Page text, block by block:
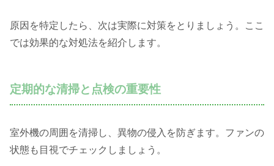
原因を特定したら、次は実際に対策をとりましょう。ここ
では効果的な対処法を紹介します。
定期的な清掃と点検の重要性
室外機の周囲を清掃し、異物の侵入を防ぎます。ファンの
状態も目視でチェックしましょう。